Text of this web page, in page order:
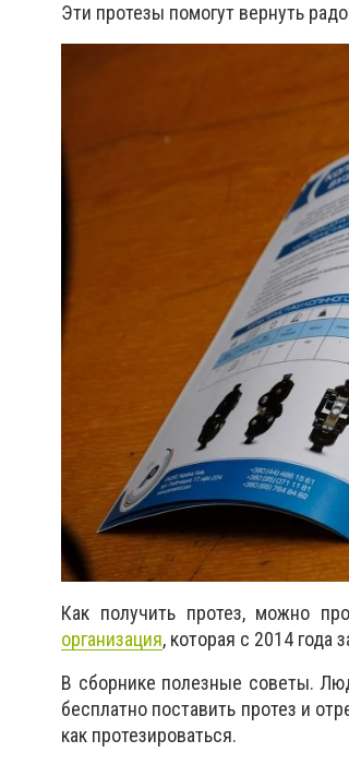
Эти протезы помогут вернуть
Как получить протез, можно
организация, которая с 2014
В сборнике полезные советы.
бесплатно поставить протез и
как протезироваться.